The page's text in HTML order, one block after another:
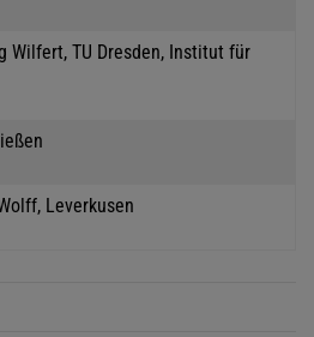
Wilfert, TU Dresden, Institut für
Leverkusen